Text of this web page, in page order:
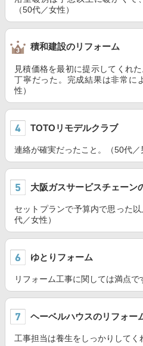
（50代／女性）
積和建設のリフォーム
見積価格を最初に提示してくれ
丁寧だった。完成結果は非常に
性）
TOTOリモデルクラブ
連絡が確実だったこと。（50代／
大阪ガスサービスチェーン
セットプランで予算内で思った
代／女性）
ゆとりフォーム
リフォーム工事に関しては満点で
ヘーベルハウスのリフォー
工事担当は養生をしっかりしてく